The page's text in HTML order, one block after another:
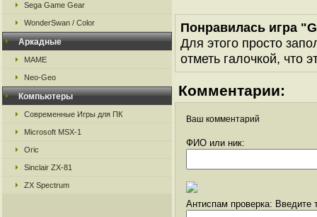
Sega Game Gear
WonderSwan / Color
Аркадные
MAME
Neo-Geo
Компьютеры
Современные Игры для ПК
Microsoft MSX-1
Oric
Sinclair ZX-81
ZX Spectrum
Понравилась игра
Для этого просто
отметь галочкой, что
Комментарии:
Ваш комментарий
ФИО или ник:
Антиспам проверка: Введите